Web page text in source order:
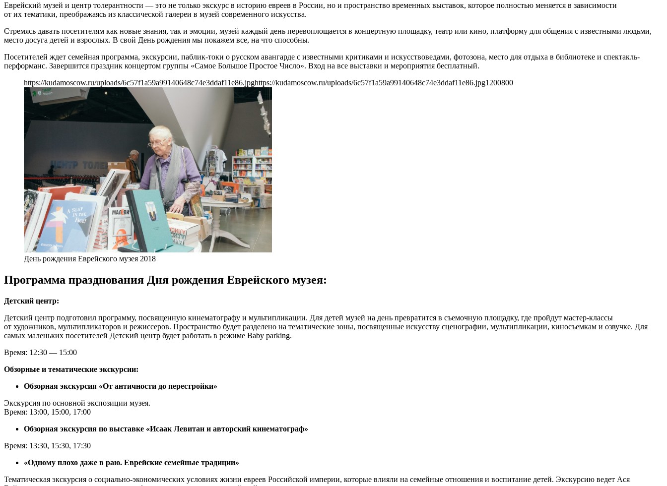
Еврейский музей и центр толерантности — это не только экскурс в историю евреев в России, но и пространство временных выставок, которое полностью меняется в зависимости
от их тематики, преображаясь из классической галереи в музей современного искусства.
Стремясь давать посетителям как новые знания, так и эмоции, музей каждый день перевоплощается в концертную площадку, театр или кино, платформу для общения с известными людьми,
место досуга детей и взрослых. В свой День рождения мы покажем все, на что способны.
Посетителей ждет семейная программа, экскурсии, паблик-токи о русском авангарде с известными критиками и искусствоведами, фотозона, место для отдыха в библиотеке и спектакль-
перформанс. Завершится праздник концертом группы «Самое Большое Простое Число». Вход на все выставки и мероприятия бесплатный.
https://kudamoscow.ru/uploads/6c57f1a59a99140648c74e3ddaf11e86.jpghttps://kudamoscow.ru/uploads/6c57f1a59a99140648c74e3ddaf11e86.jpg1200800
День рождения Еврейского музея 2018
Программа празднования Дня рождения Еврейского музея:
Детский центр:
Детский центр подготовил программу, посвященную кинематографу и мультипликации. Для детей музей на день превратится в съемочную площадку, где пройдут мастер-классы
от художников, мультипликаторов и режиссеров. Пространство будет разделено на тематические зоны, посвященные искусству сценографии, мультипликации, киносъемкам и озвучке. Для
самых маленьких посетителей Детский центр будет работать в режиме Baby parking.
Время: 12:30 — 15:00
Обзорные и тематические экскурсии:
Обзорная экскурсия «От античности до перестройки»
Экскурсия по основной экспозиции музея.
Время: 13:00, 15:00, 17:00
Обзорная экскурсия по выставке «Исаак Левитан и авторский кинематограф»
Время: 13:30, 15:30, 17:30
«Одному плохо даже в раю. Еврейские семейные традиции»
Тематическая экскурсия о социально-экономических условиях жизни евреев Российской империи, которые влияли на семейные отношения и воспитание детей. Экскурсию ведет Ася